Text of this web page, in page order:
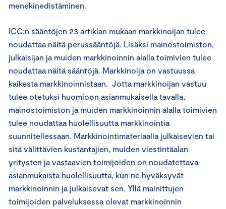
menekinedistäminen.
ICC:n sääntöjen 23 artiklan mukaan markkinoijan tulee
noudattaa näitä perussääntöjä. Lisäksi mainostoimiston,
julkaisijan ja muiden markkinoinnin alalla toimivien tulee
noudattaa näitä sääntöjä. Markkinoija on vastuussa
kaikesta markkinoinnistaan. Jotta markkinoijan vastuu
tulee otetuksi huomioon asianmukaisella tavalla,
mainostoimiston ja muiden markkinoinnin alalla toimivien
tulee noudattaa huolellisuutta markkinointia
suunnitellessaan. Markkinointimateriaalia julkaisevien tai
sitä välittävien kustantajien, muiden viestintäalan
yritysten ja vastaavien toimijoiden on noudatettava
asianmukaista huolellisuutta, kun ne hyväksyvät
markkinoinnin ja julkaisevat sen. Yllä mainittujen
toimijoiden palveluksessa olevat markkinoinnin